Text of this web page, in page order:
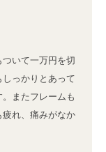
いて一万円を切
っかりとあって
またフレームも
れ、痛みがなか